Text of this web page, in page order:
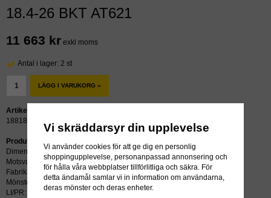
18.4-26 BKT AT621
11 663 kr exkl moms
Antal i lager: 2 st
LÄGG I VARUKORG »
Artikelnummer:
18818
Produktbeskrivning:
Dimension: 18.4-26
Motsvarar:
Fabrikat: BKT
Mönster: AT621
LI/PR: 12
Vi skräddarsyr din upplevelse
Vi använder cookies för att ge dig en personlig
shoppingupplevelse, personanpassad annonsering och
för hålla våra webbplatser tillförlitliga och säkra. För
detta ändamål samlar vi in information om användarna,
deras mönster och deras enheter.